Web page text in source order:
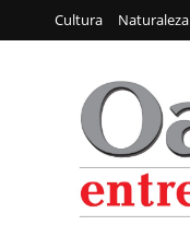
Cultura Naturaleza